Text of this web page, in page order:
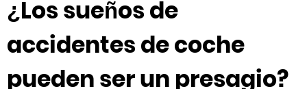
¿Los sueños de
accidentes de coche
pueden ser un presagio?